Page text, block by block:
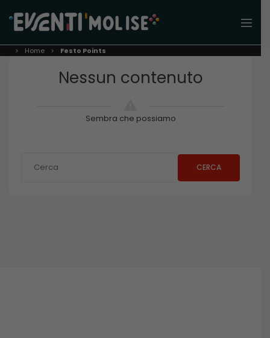
Home Festo Points
Nessun contenuto
Sembra che possiamo
CERCA